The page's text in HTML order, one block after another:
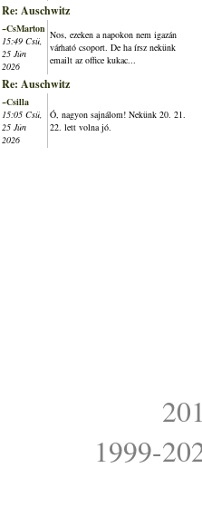
Re: Auschwitz
~CsMarton
15:49 Csü,
25 Jún
2026
Nos, ezeken a napokon nem igazán
várható csoport. De ha írsz nekünk
emailt az office kukac...
Re: Auschwitz
~Csilla
15:05 Csü,
25 Jún
2026
Ó, nagyon sajnálom! Nekünk 20. 21.
22. lett volna jó.
1999-